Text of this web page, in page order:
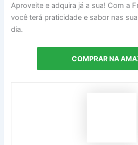
Aproveite e adquira já a sua! Com a
você terá praticidade e sabor nas
dia.
COMPRAR NA